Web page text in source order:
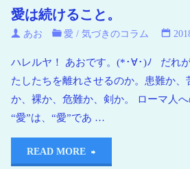
愛は続けること。
あお 愛 / 気づきのコラム
ハレルヤ！ あおです。(*･∀･)ﾉ だれ
たしたちを離れさせるのか。患難か、
か、裸か、危難か、剣か。 ローマ人
“愛”は、“愛”であ …
READ MORE